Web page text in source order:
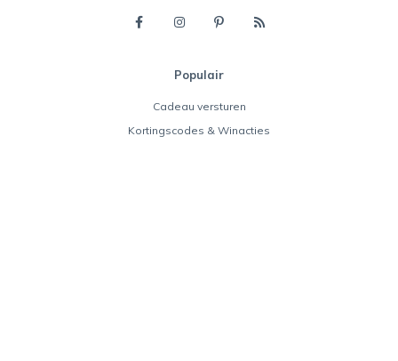
Populair
Cadeau versturen
Kortingscodes & Winacties